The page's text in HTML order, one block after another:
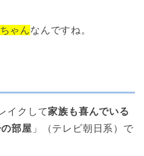
ゃんなんですね。
イクして家族も喜んでいる
部屋 」（テレビ朝日系）で